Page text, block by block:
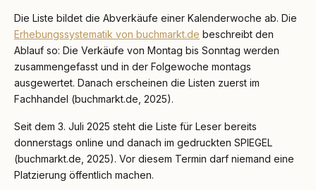
Die Liste bildet die Abverkäufe einer Kalenderwoche ab. Die
Erhebungssystematik von buchmarkt.de beschreibt den
Ablauf so: Die Verkäufe von Montag bis Sonntag werden
zusammengefasst und in der Folgewoche montags
ausgewertet. Danach erscheinen die Listen zuerst im
Fachhandel (buchmarkt.de, 2025).
Seit dem 3. Juli 2025 steht die Liste für Leser bereits
donnerstags online und danach im gedruckten SPIEGEL
(buchmarkt.de, 2025). Vor diesem Termin darf niemand eine
Platzierung öffentlich machen.